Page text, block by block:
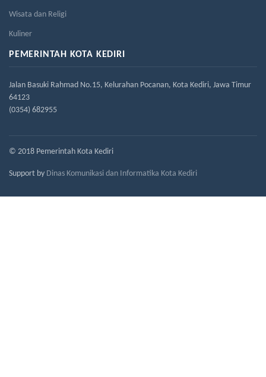
Wisata dan Religi
Kuliner
PEMERINTAH KOTA KEDIRI
Jalan Basuki Rahmad No.15, Kelurahan Pocanan, Kota Kediri, Jawa Timur
64123
(0354) 682955
© 2018 Pemerintah Kota Kediri
Support by Dinas Komunikasi dan Informatika Kota Kediri